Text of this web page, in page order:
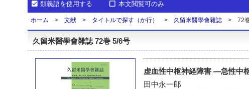
類義語を使用する 本文閲覧可のみ
ホーム 文献 タイトルで探す（か行） 久留米醫學會雜誌 72
久留米醫學會雜誌 72巻 5/6号
虚血性中枢神経障害 ―急性中
田中永一郎